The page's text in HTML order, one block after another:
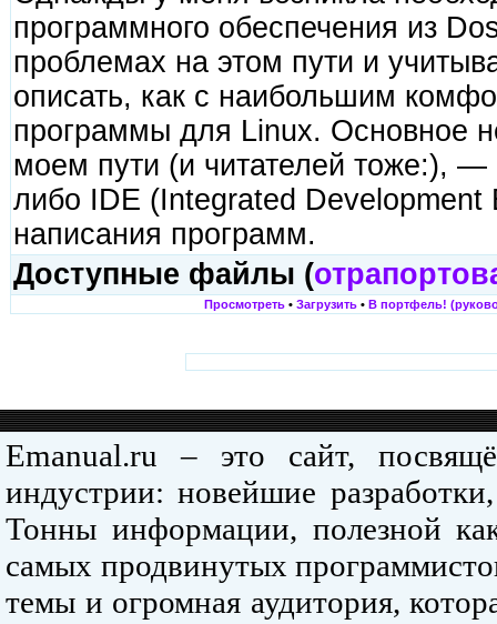
программного обеспечения из
проблемах на этом пути и
описать, как с наибольшим
программы для Linux. Основное
моем пути (и читателей тоже:), —
либо IDE (Integrated Development
написания программ.
Доступные файлы (
Просмотреть • Загрузить • В портфель!
Emanual.ru – это сайт,
индустрии: новейшие
Тонны информации, полезной
самых продвинутых
темы и огромная аудитория,